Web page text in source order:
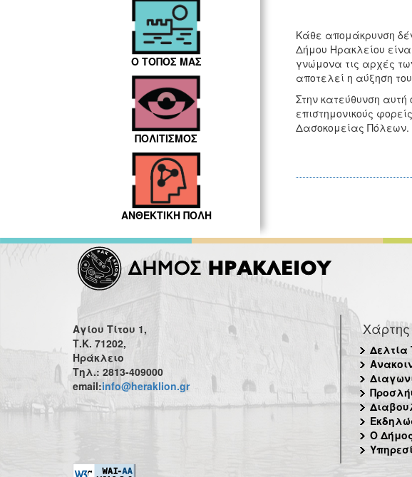
Ο ΤΟΠΟΣ ΜΑΣ
ΠΟΛΙΤΙΣΜΟΣ
ΑΝΘΕΚΤΙΚΗ ΠΟΛΗ
Κάθε απομάκρυνση
Δήμου Ηρακλείου
γνώμονα τις αρχές
αποτελεί η αύξηση
Στην κατεύθυνση
επιστημονικούς
Δασοκομείας Πόλεων.
Αγίου Τίτου 1,
Τ.Κ. 71202,
Ηράκλειο
Τηλ.: 2813-409000
email:info@heraklion.gr
Χάρτης
Δελτία
Ο